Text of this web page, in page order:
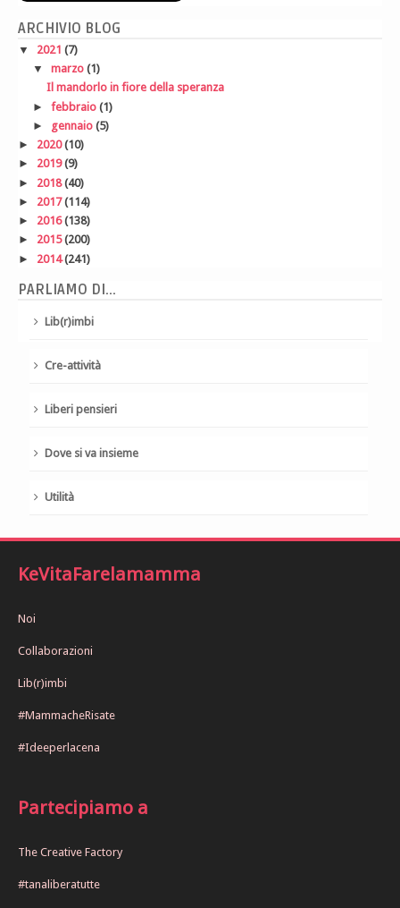
ARCHIVIO BLOG
▼ 2021 (7)
▼ marzo (1)
Il mandorlo in fiore della speranza
► febbraio (1)
► gennaio (5)
► 2020(10)
► 2019(9)
► 2018(40)
► 2017(114)
► 2016(138)
► 2015(200)
► 2014(241)
PARLIAMO DI...
Lib(r)imbi
Cre-attività
Liberi pensieri
Dove si va insieme
Utilità
KeVitaFarelamamma
Noi
Collaborazioni
Lib(r)imbi
#MammacheRisate
#Ideeperlacena
Partecipiamo a
The Creative Factory
#tanaliberatutte